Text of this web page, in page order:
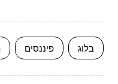
בלוג פיננסים